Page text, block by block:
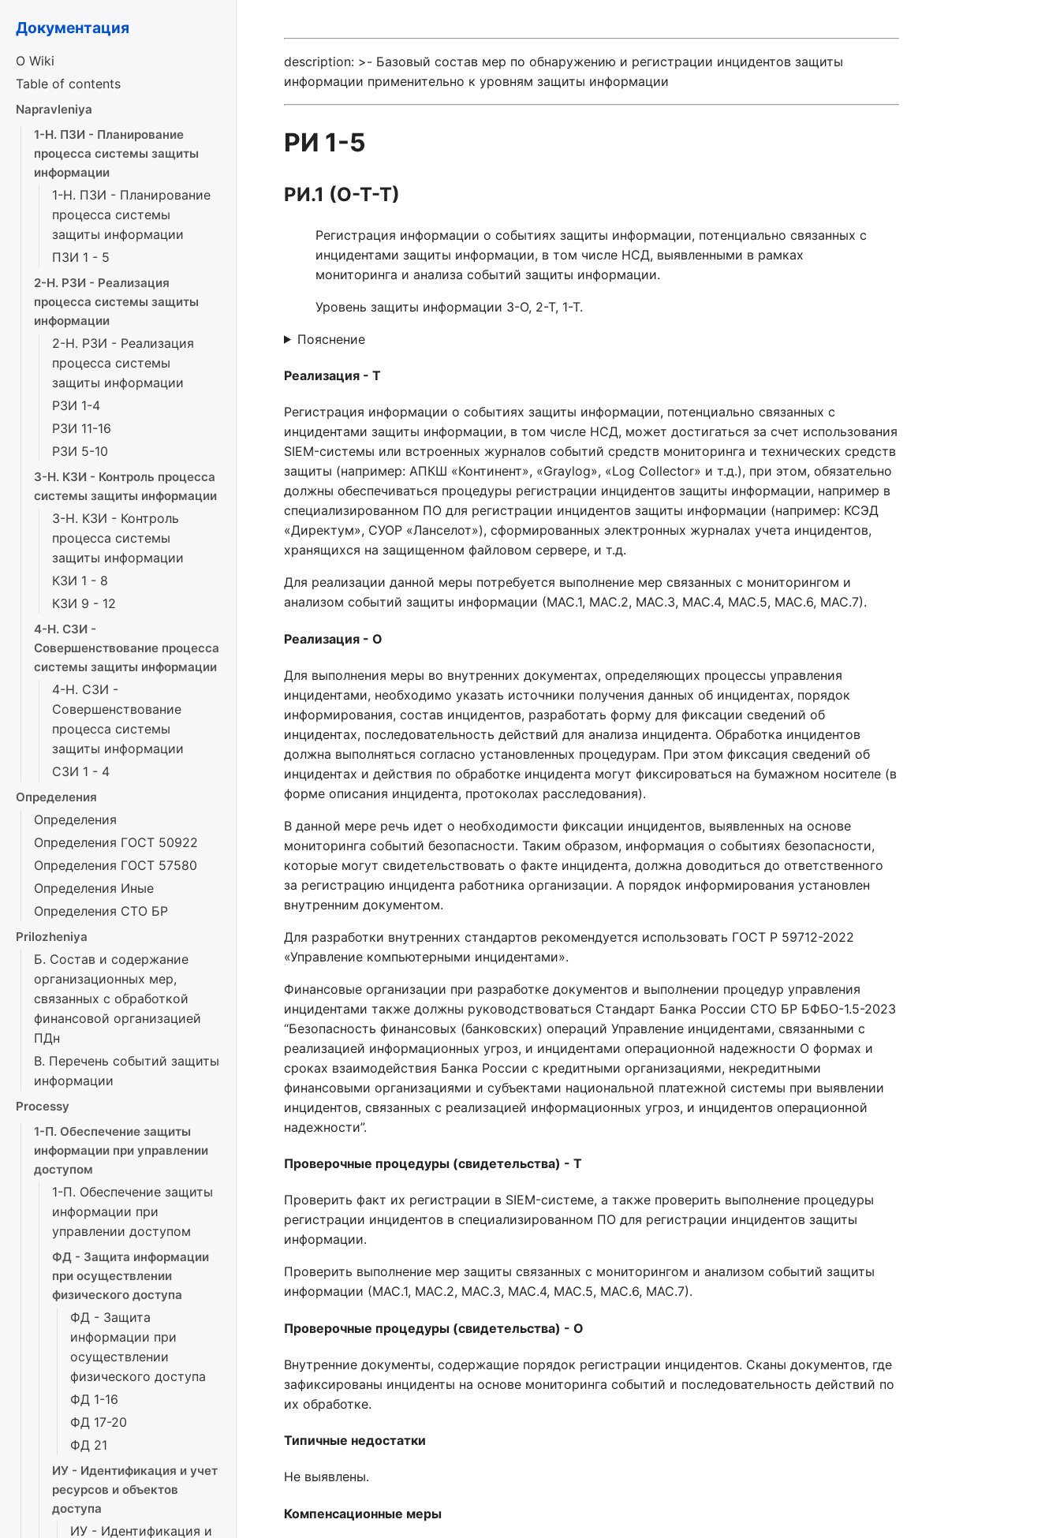
Документация
О Wiki
Table of contents
Napravleniya
1-Н. ПЗИ - Планирование
процесса системы защиты
информации
1-Н. ПЗИ - Планирование
процесса системы
защиты информации
ПЗИ 1 - 5
2-Н. РЗИ - Реализация
процесса системы защиты
информации
2-Н. РЗИ - Реализация
процесса системы
защиты информации
РЗИ 1-4
РЗИ 11-16
РЗИ 5-10
3-Н. КЗИ - Контроль процесса
системы защиты информации
3-Н. КЗИ - Контроль
процесса системы
защиты информации
КЗИ 1 - 8
КЗИ 9 - 12
4-Н. СЗИ -
Совершенствование процесса
системы защиты информации
4-Н. СЗИ -
Совершенствование
процесса системы
защиты информации
СЗИ 1 - 4
Определения
Определения
Определения ГОСТ 50922
Определения ГОСТ 57580
Определения Иные
Определения СТО БР
Prilozheniya
Б. Состав и содержание
организационных мер,
связанных с обработкой
финансовой организацией
ПДн
В. Перечень событий защиты
информации
Processy
1-П. Обеспечение защиты
информации при управлении
доступом
1-П. Обеспечение защиты
информации при
управлении доступом
ФД - Защита информации
при осуществлении
физического доступа
ФД - Защита
информации при
осуществлении
физического доступа
ФД 1-16
ФД 17-20
ФД 21
ИУ - Идентификация и учет
ресурсов и объектов
доступа
ИУ - Идентификация и
description: >- Базовый состав мер по обнаружению и регистрации инцидентов защиты
информации применительно к уровням защиты информации
РИ 1-5
РИ.1 (О-Т-Т)
Регистрация информации о событиях защиты информации, потенциально связанных с
инцидентами защиты информации, в том числе НСД, выявленными в рамках
мониторинга и анализа событий защиты информации.
Уровень защиты информации 3-О, 2-Т, 1-Т.
Пояснение
Реализация - Т
Регистрация информации о событиях защиты информации, потенциально связанных с
инцидентами защиты информации, в том числе НСД, может достигаться за счет использования
SIEM-системы или встроенных журналов событий средств мониторинга и технических средств
защиты (например: АПКШ «Континент», «Graylog», «Log Collector» и т.д.), при этом, обязательно
должны обеспечиваться процедуры регистрации инцидентов защиты информации, например в
специализированном ПО для регистрации инцидентов защиты информации (например: КСЭД
«Директум», СУОР «Ланселот»), сформированных электронных журналах учета инцидентов,
хранящихся на защищенном файловом сервере, и т.д.
Для реализации данной меры потребуется выполнение мер связанных с мониторингом и
анализом событий защиты информации (МАС.1, МАС.2, МАС.3, МАС.4, МАС.5, МАС.6, МАС.7).
Реализация - О
Для выполнения меры во внутренних документах, определяющих процессы управления
инцидентами, необходимо указать источники получения данных об инцидентах, порядок
информирования, состав инцидентов, разработать форму для фиксации сведений об
инцидентах, последовательность действий для анализа инцидента. Обработка инцидентов
должна выполняться согласно установленных процедурам. При этом фиксация сведений об
инцидентах и действия по обработке инцидента могут фиксироваться на бумажном носителе (в
форме описания инцидента, протоколах расследования).
В данной мере речь идет о необходимости фиксации инцидентов, выявленных на основе
мониторинга событий безопасности. Таким образом, информация о событиях безопасности,
которые могут свидетельствовать о факте инцидента, должна доводиться до ответственного
за регистрацию инцидента работника организации. А порядок информирования установлен
внутренним документом.
Для разработки внутренних стандартов рекомендуется использовать ГОСТ Р 59712-2022
«Управление компьютерными инцидентами».
Финансовые организации при разработке документов и выполнении процедур управления
инцидентами также должны руководствоваться Стандарт Банка России СТО БР БФБО-1.5-2023
“Безопасность финансовых (банковских) операций Управление инцидентами, связанными с
реализацией информационных угроз, и инцидентами операционной надежности О формах и
сроках взаимодействия Банка России с кредитными организациями, некредитными
финансовыми организациями и субъектами национальной платежной системы при выявлении
инцидентов, связанных с реализацией информационных угроз, и инцидентов операционной
надежности”.
Проверочные процедуры (свидетельства) - Т
Проверить факт их регистрации в SIEM-системе, а также проверить выполнение процедуры
регистрации инцидентов в специализированном ПО для регистрации инцидентов защиты
информации.
Проверить выполнение мер защиты связанных с мониторингом и анализом событий защиты
информации (МАС.1, МАС.2, МАС.3, МАС.4, МАС.5, МАС.6, МАС.7).
Проверочные процедуры (свидетельства) - О
Внутренние документы, содержащие порядок регистрации инцидентов. Сканы документов, где
зафиксированы инциденты на основе мониторинга событий и последовательность действий по
их обработке.
Типичные недостатки
Не выявлены.
Компенсационные меры